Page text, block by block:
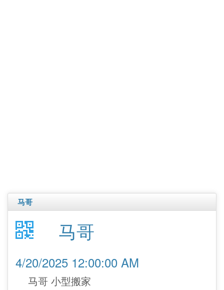
马哥
马哥
4/20/2025 12:00:00 AM
马哥 小型搬家